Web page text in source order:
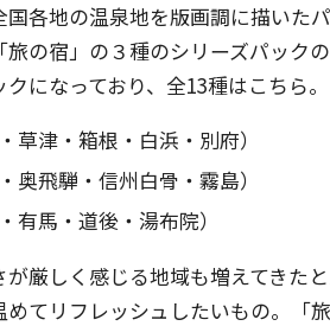
国各地の温泉地を版画調に描いた
の宿」の３種のシリーズパック
になっており、全13種はこちら。
草津・箱根・白浜・別府）
奥飛騨・信州白骨・霧島）
有馬・道後・湯布院）
が厳しく感じる地域も増えてきた
てリフレッシュしたいもの。「